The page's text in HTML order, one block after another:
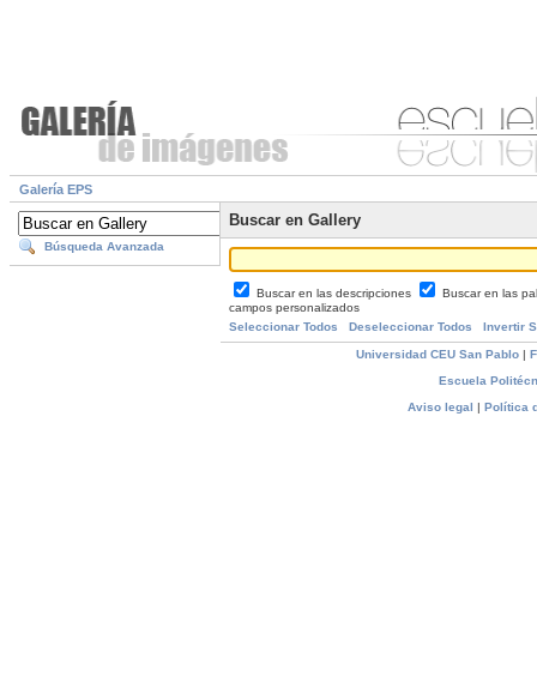
Galería EPS
Búsqueda Avanzada
Buscar en Gallery
Buscar en las descripciones
Buscar en las
campos personalizados
Seleccionar Todos
Deseleccionar Todos Invertir
Universidad CEU San Pablo|
Escuela
Aviso legal | Política